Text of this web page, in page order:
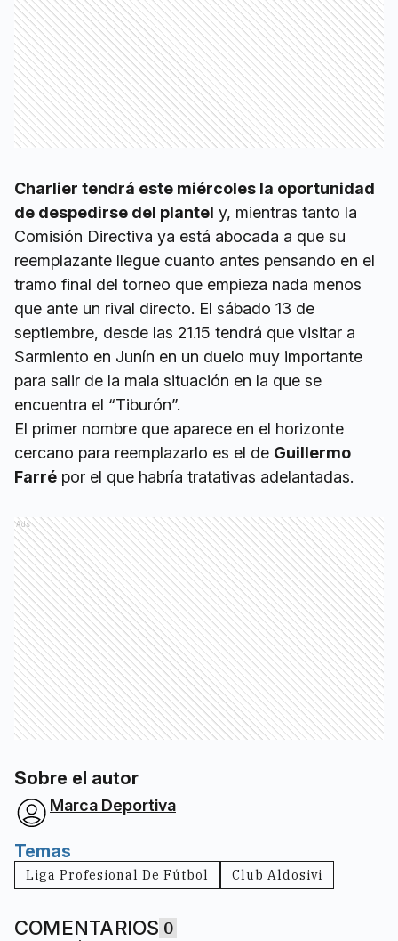
Charlier tendrá este miércoles la oportunidad
de despedirse del plantel y, mientras tanto la
Comisión Directiva ya está abocada a que su
reemplazante llegue cuanto antes pensando en el
tramo final del torneo que empieza nada menos
que ante un rival directo. El sábado 13 de
septiembre, desde las 21.15 tendrá que visitar a
Sarmiento en Junín en un duelo muy importante
para salir de la mala situación en la que se
encuentra el “Tiburón”.
El primer nombre que aparece en el horizonte
cercano para reemplazarlo es el de Guillermo
Farré por el que habría tratativas adelantadas.
Ads
Sobre el autor
Marca Deportiva
Temas
Liga Profesional De Fútbol Club Aldosivi
COMENTARIOS 0